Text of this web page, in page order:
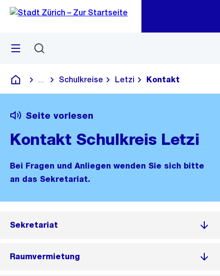
Navigation
Sprunglink
Menü
Deutsch
Blende alle Breadcrumbs ein
Schulkreise Letzi Kontakt
Seite vorlesen
Kontakt Schulkreis Letzi
Bei Fragen und Anliegen wenden Sie sich bitte
an das Sekretariat.
Sekretariat
Raumvermietung